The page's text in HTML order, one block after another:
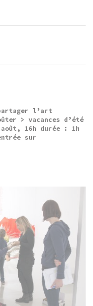
l’art
> vacances d’été
16h durée : 1h
sur